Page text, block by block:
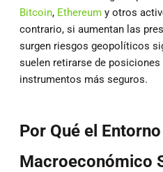
Bitcoin, Ethereum y otros
contrario, si aumentan las
surgen riesgos geopolíticos
suelen retirarse de
instrumentos más seguros.
Por Qué el Entorno
Macroeconómico